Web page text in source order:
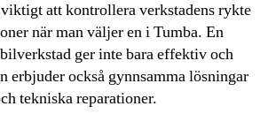
att kontrollera verkstadens rykte
när man väljer en i Tumba. En
ger inte bara effektiv och
erbjuder också gynnsamma lösningar
tekniska reparationer.